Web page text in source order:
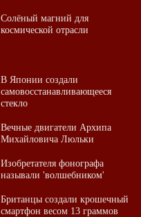
Солёный магний для
космической отрасли
В Японии создали
самовосстанавливающееся
стекло
Вечные двигатели Архипа
Михайловича Люльки
Изобретателя фонографа
называли 'волшебником'
Британцы создали крошечный
смартфон весом 13 граммов